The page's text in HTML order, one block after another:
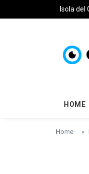
Skip to main content
Isola del
HOME
Home